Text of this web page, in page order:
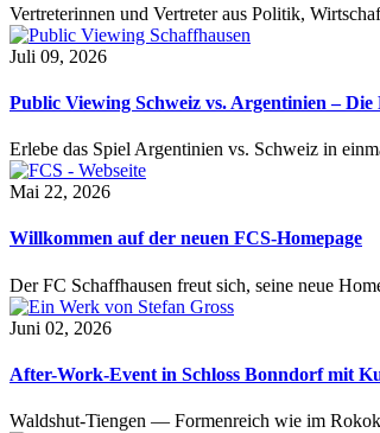
Vertreterinnen und Vertreter aus Politik,
Juli 09, 2026
Public Viewing Schweiz vs. Argentinien – Die
Erlebe das Spiel Argentinien vs. Schweiz in
Mai 22, 2026
Willkommen auf der neuen FCS-Homepage
Der FC Schaffhausen freut sich, seine neue
Juni 02, 2026
After-Work-Event in Schloss Bonndorf mit
Waldshut-Tiengen — Formenreich wie im